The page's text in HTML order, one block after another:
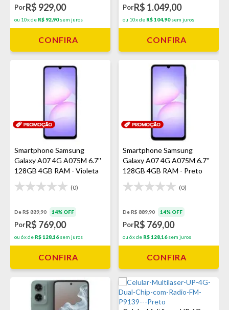
PorR$ 929,00
ou 10x de R$ 92,90sem juros
CONFIRA
PorR$ 1.049,00
ou 10x de R$ 104,90sem juros
CONFIRA
Smartphone Samsung
Galaxy A07 4G A075M 6.7''
128GB 4GB RAM - Violeta
(0)
De R$ 889,90 14% OFF
PorR$ 769,00
ou 6x de R$ 128,16sem juros
CONFIRA
Smartphone Samsung
Galaxy A07 4G A075M 6.7''
128GB 4GB RAM - Preto
(0)
De R$ 889,90 14% OFF
PorR$ 769,00
ou 6x de R$ 128,16sem juros
CONFIRA